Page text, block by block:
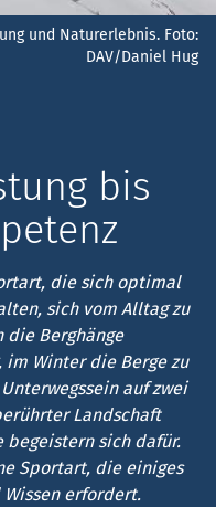
und Naturerlebnis. Foto:
DAV/Daniel Hug
bis
die sich optimal
sich vom Alltag zu
die Berghänge
im Winter die Berge zu
auf zwei
Landschaft
begeistern sich dafür.
Sportart, die einiges
erfordert.